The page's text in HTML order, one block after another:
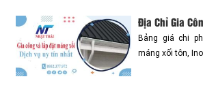
Bảng giá chi
máng xối tôn,